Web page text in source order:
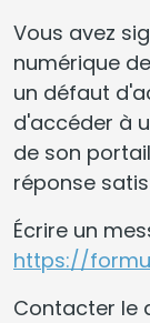
Vous avez
numérique
un défaut
d'accéder à
de son
réponse
Écrire un
https://
Contacter le